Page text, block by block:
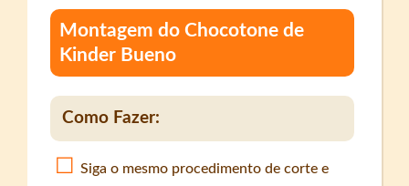
Montagem do Chocotone de
Kinder Bueno
Como Fazer:
Siga o mesmo procedimento de corte e